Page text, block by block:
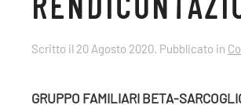
Scritto il 20 Agosto 2020. Pubblicato in
GRUPPO FAMILIARI BETA-